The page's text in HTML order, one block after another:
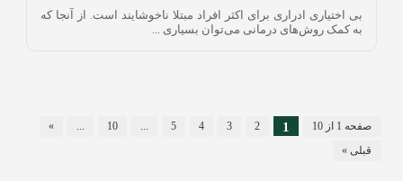
بی اختیاری ادراری برای اکثر افراد مبتلا ناخوشایند است. از آنجا که
به کمک روش‌های درمانی می‌توان بسیاری ...
صفحه 1 از 10 1
2
3
4
5
...
10
...
»
قبلی »